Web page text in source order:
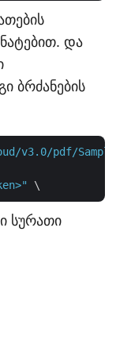
და
ბრძანების
v3.0/pdf/
სურათი